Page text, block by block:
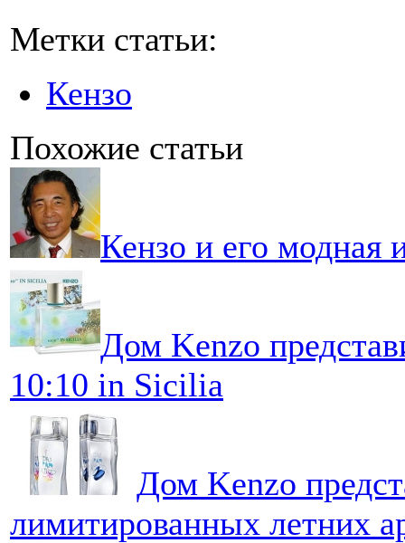
Метки статьи:
Кензо
Похожие статьи
Кензо и его модная
Дом Kenzo
10:10 in Sicilia
Дом Kenzo
лимитированных летних